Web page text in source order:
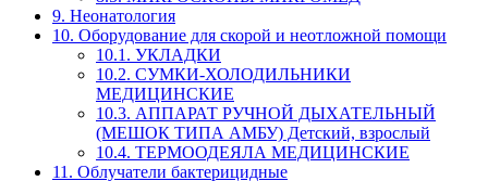
9. Неонатология
10. Оборудование для скорой и неотложной помощи
10.1. УКЛАДКИ
10.2. СУМКИ-ХОЛОДИЛЬНИКИ
МЕДИЦИНСКИЕ
10.3. АППАРАТ РУЧНОЙ ДЫХАТЕЛЬНЫЙ
(МЕШОК ТИПА АМБУ) Детский, взрослый
10.4. ТЕРМООДЕЯЛА МЕДИЦИНСКИЕ
11. Облучатели бактерицидные